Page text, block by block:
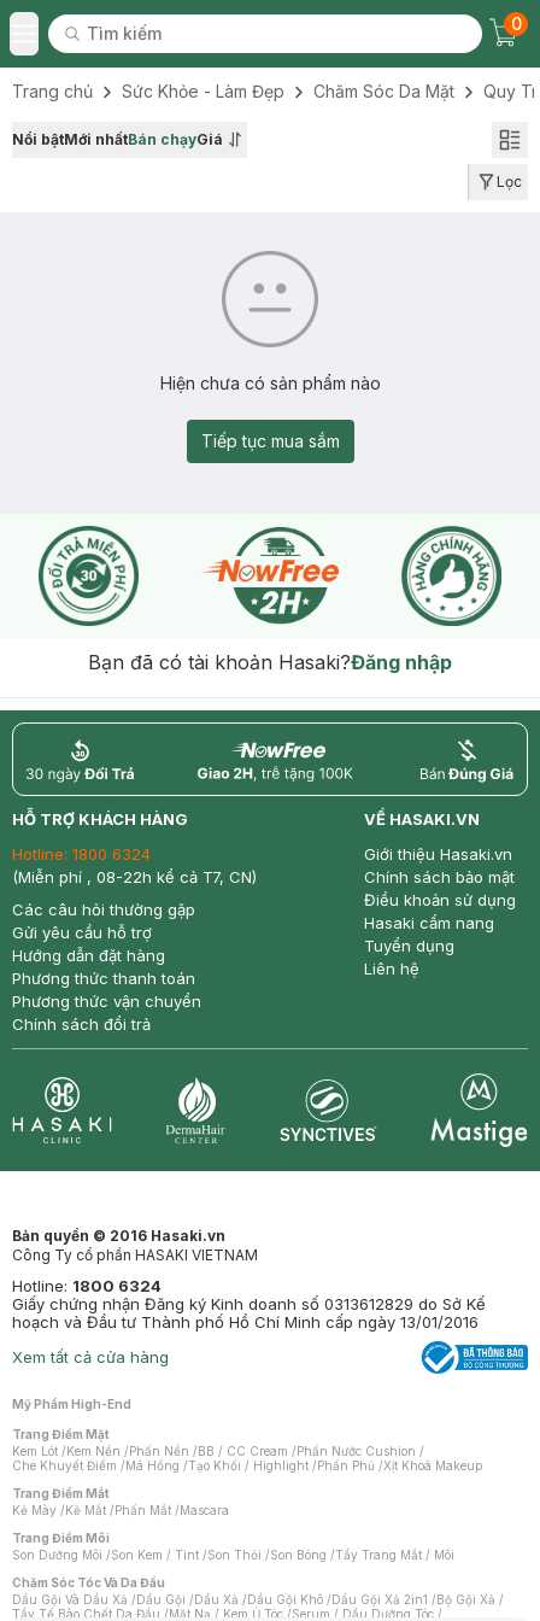
Toggle Menu
Tìm kiếm
Tìm kiếm
0
Trang chủ Sức Khỏe - Làm Đẹp Chăm Sóc Da Mặt Quy
Nổi bậtMới nhấtBán chạyGiá
Lọc
Hiện chưa có sản phẩm nào
Tiếp tục mua sắm
Bạn đã có tài khoản Hasaki?Đăng nhập
return nowfree price
HỖ TRỢ KHÁCH HÀNG
Hotline: 1800 6324
(Miễn phí , 08-22h kể cả T7, CN)
Các câu hỏi thường gặp
Gửi yêu cầu hỗ trợ
Hướng dẫn đặt hàng
Phương thức thanh toán
Phương thức vận chuyển
Chính sách đổi trả
VỀ HASAKI.VN
Giới thiệu Hasaki.vn
Chính sách bảo mật
Điều khoản sử dụng
Hasaki cẩm nang
Tuyển dụng
Liên hệ
Bản quyền © 2016 Hasaki.vn
Công Ty cổ phần HASAKI VIETNAM
Hotline: 1800 6324
Giấy chứng nhận Đăng ký Kinh doanh số 0313612829 do Sở Kế
hoạch và Đầu tư Thành phố Hồ Chí Minh cấp ngày 13/01/2016
Xem tất cả cửa hàng
Mỹ Phẩm High-End
Trang Điểm Mặt
Kem Lót /Kem Nền /Phấn Nền /BB / CC Cream /Phấn Nước Cushion /
Che Khuyết Điểm /Má Hồng /Tạo Khối / Highlight /Phấn Phủ /Xịt Khoá Makeup
Trang Điểm Mắt
Kẻ Mày /Kẻ Mắt /Phấn Mắt /Mascara
Trang Điểm Môi
Son Dưỡng Môi /Son Kem / Tint /Son Thỏi /Son Bóng /Tẩy Trang Mắt / Môi
Chăm Sóc Tóc Và Da Đầu
Dầu Gội Và Dầu Xả /Dầu Gội /Dầu Xả /Dầu Gội Khô /Dầu Gội Xả 2in1 /Bộ Gội Xả /
Tẩy Tế Bào Chết Da Đầu /Mặt Nạ / Kem Ủ Tóc /Serum / Dầu Dưỡng Tóc /